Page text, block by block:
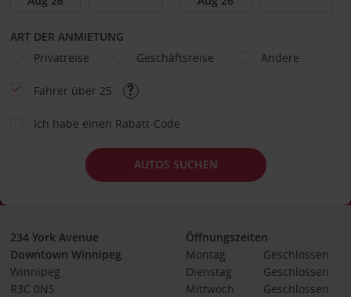
ART DER ANMIETUNG
Privatreise
Geschäftsreise Andere
Fahrer über 25
Ich habe einen Rabatt-Code
AUTOS SUCHEN
234 York Avenue
Downtown Winnipeg
Winnipeg
R3C 0N5
Öffnungszeiten
Montag
Geschlossen
Dienstag
Geschlossen
Mittwoch
Geschlossen